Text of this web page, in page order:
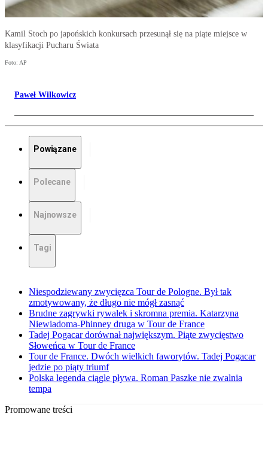
Kamil Stoch po japońskich konkursach przesunął się na piąte miejsce w
klasyfikacji Pucharu Świata
Foto: AP
Paweł Wilkowicz
Powiązane
Polecane
Najnowsze
Tagi
Niespodziewany zwycięzca Tour de Pologne. Był tak
zmotywowany, że długo nie mógł zasnąć
Brudne zagrywki rywalek i skromna premia. Katarzyna
Niewiadoma-Phinney druga w Tour de France
Tadej Pogacar dorównał największym. Piąte zwycięstwo
Słoweńca w Tour de France
Tour de France. Dwóch wielkich faworytów. Tadej Pogacar
jedzie po piąty triumf
Polska legenda ciągle pływa. Roman Paszke nie zwalnia
tempa
Promowane treści